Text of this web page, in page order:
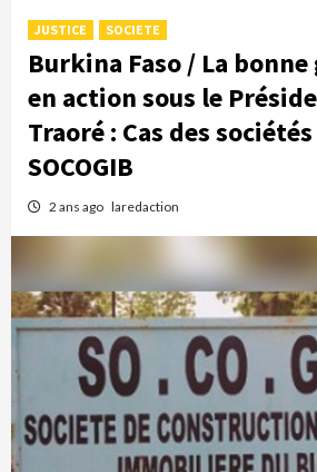
JUSTICE SOCIETE
Burkina Faso / La
en action sous le
Traoré : Cas des
SOCOGIB
2 ans ago laredaction